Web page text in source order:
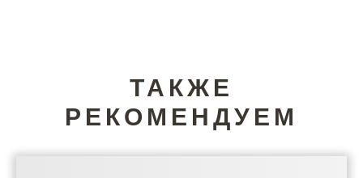
ТАКЖЕ
РЕКОМЕНДУЕМ